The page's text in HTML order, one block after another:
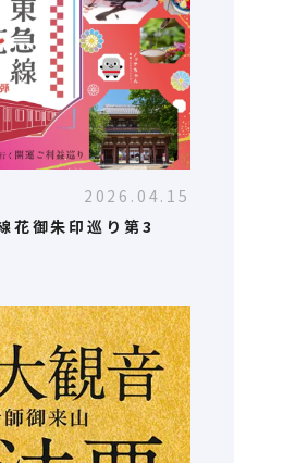
2026.04.15
花御朱印巡り第3